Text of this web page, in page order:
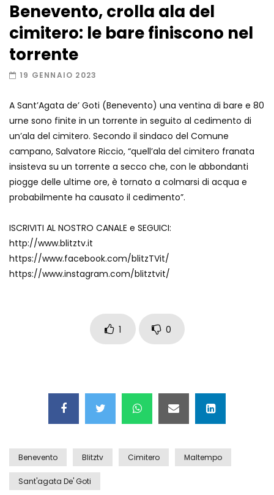
Un metro di neve in poche ore a Prato
Nevoso
Roma, la metro C diventa un museo:
ecco cosa c’è nelle nuove stazioni
Lucca, blitz della Finanza nello studio
medico abusivo
Maschere e lusso fake: blitz nella villa-
showroom
brillare
Auto contromano a Napoli: il caos dopo
la partita
Incidente in Fulvio Testi a Milano, gli
attimi dopo lo scontro
Benevento, crolla ala del
cimitero: le bare finiscono nel
torrente
19 GENNAIO 2023
A Sant’Agata de’ Goti (Benevento) una ventina di bare e 80
urne sono finite in un torrente in seguito al cedimento di
un’ala del cimitero. Secondo il sindaco del Comune
campano, Salvatore Riccio, “quell’ala del cimitero franata
insisteva su un torrente a secco che, con le abbondanti
piogge delle ultime ore, è tornato a colmarsi di acqua e
probabilmente ha causato il cedimento”.
ISCRIVITI AL NOSTRO CANALE e SEGUICI:
http://www.blitztv.it
https://www.facebook.com/blitzTVit/
https://www.instagram.com/blitztvit/
1 0
Benevento Blitztv Cimitero Maltempo
Sant'agata De' Goti